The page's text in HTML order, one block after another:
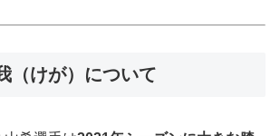
（けが）について